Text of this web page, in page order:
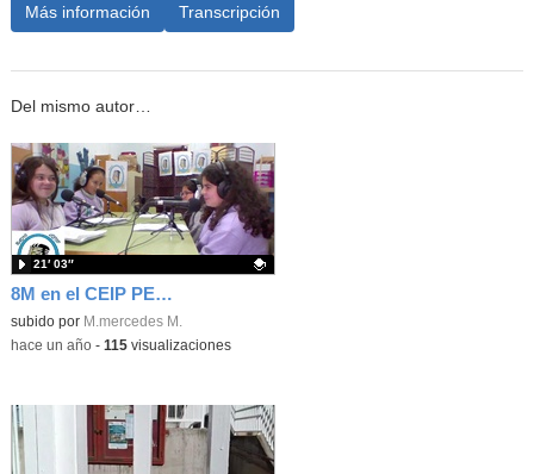
Más información Transcripción
Del mismo autor…
8M en el CEIP PERÚ!
Contenido educativo.
subido por M.mercedes M.
21′ 03″
-hace un año- 115visualizaciones